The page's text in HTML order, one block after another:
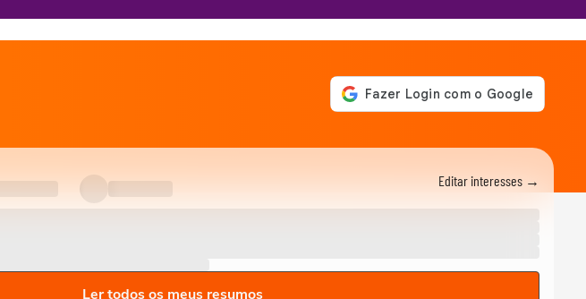
Editar interesses →
Ler todos os meus resumos